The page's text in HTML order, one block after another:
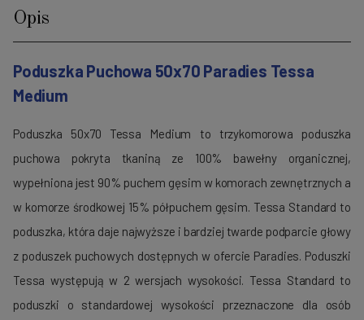
Opis
Poduszka Puchowa 50x70 Paradies Tessa
Medium
Poduszka 50x70 Tessa Medium to trzykomorowa poduszka
puchowa pokryta tkaniną ze 100% bawełny organicznej,
wypełniona jest 90% puchem gęsim w komorach zewnętrznych a
w komorze środkowej 15% półpuchem gęsim. Tessa Standard to
poduszka, która daje najwyższe i bardziej twarde podparcie głowy
z poduszek puchowych dostępnych w ofercie Paradies. Poduszki
Tessa występują w 2 wersjach wysokości. Tessa Standard to
poduszki o standardowej wysokości przeznaczone dla osób